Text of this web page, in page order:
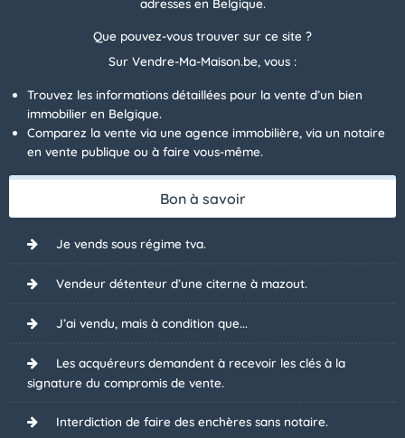
adresses en Belgique.
Que pouvez-vous trouver sur ce site ?
Sur Vendre-Ma-Maison.be, vous :
Trouvez les informations détaillées pour la vente d’un bien
immobilier en Belgique.
Comparez la vente via une agence immobilière, via un notaire
en vente publique ou à faire vous-même.
Bon à savoir
Je vends sous régime tva.
Vendeur détenteur d’une citerne à mazout.
J’ai vendu, mais à condition que...
Les acquéreurs demandent à recevoir les clés à la
signature du compromis de vente.
Interdiction de faire des enchères sans notaire.